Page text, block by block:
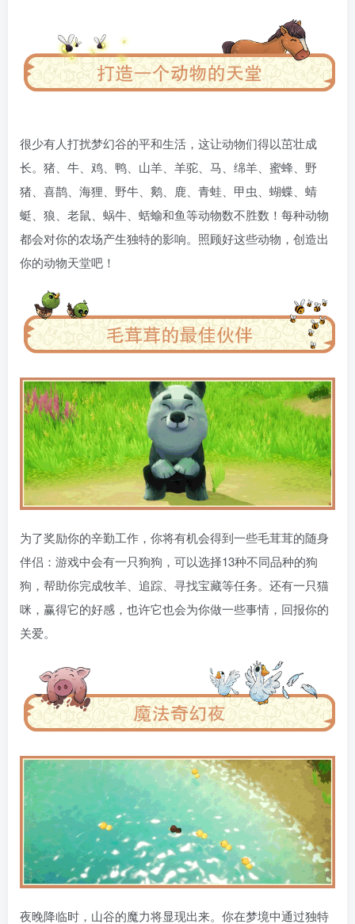
很少有人打扰梦幻谷的平和生活，这让动物们得以茁壮成
长。猪、牛、鸡、鸭、山羊、羊驼、马、绵羊、蜜蜂、野
猪、喜鹊、海狸、野牛、鹅、鹿、青蛙、甲虫、蝴蝶、蜻
蜓、狼、老鼠、蜗牛、蛞蝓和鱼等动物数不胜数！每种动物
都会对你的农场产生独特的影响。照顾好这些动物，创造出
你的动物天堂吧！
为了奖励你的辛勤工作，你将有机会得到一些毛茸茸的随身
伴侣：游戏中会有一只狗狗，可以选择13种不同品种的狗
狗，帮助你完成牧羊、追踪、寻找宝藏等任务。还有一只猫
咪，赢得它的好感，也许它也会为你做一些事情，回报你的
关爱。
夜晚降临时，山谷的魔力将显现出来。你在梦境中通过独特